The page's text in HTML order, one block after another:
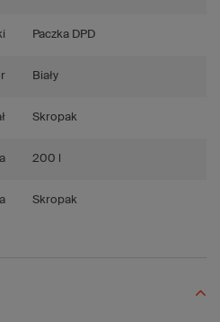
Paczka DPD
Biały
Skropak
200 l
Skropak